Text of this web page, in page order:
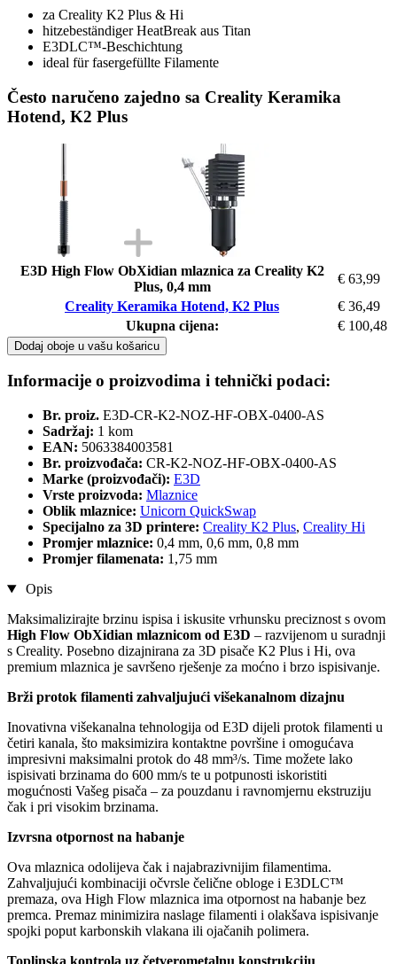
za Creality K2 Plus & Hi
hitzebeständiger HeatBreak aus Titan
E3DLC™-Beschichtung
ideal für fasergefüllte Filamente
Često naručeno zajedno sa Creality Keramika
Hotend, K2 Plus
E3D High Flow ObXidian mlaznica za Creality K2
Plus, 0,4 mm
€ 63,99
Creality Keramika Hotend, K2 Plus
€ 36,49
Ukupna cijena:
€ 100,48
Dodaj oboje u vašu košaricu
Informacije o proizvodima i tehnički podaci:
Br. proiz. E3D-CR-K2-NOZ-HF-OBX-0400-AS
Sadržaj: 1 kom
EAN: 5063384003581
Br. proizvođača: CR-K2-NOZ-HF-OBX-0400-AS
Marke (proizvođači): E3D
Vrste proizvoda: Mlaznice
Oblik mlaznice: Unicorn QuickSwap
Specijalno za 3D printere: Creality K2 Plus, Creality Hi
Promjer mlaznice: 0,4 mm, 0,6 mm, 0,8 mm
Promjer filamenata: 1,75 mm
Opis
Maksimalizirajte brzinu ispisa i iskusite vrhunsku preciznost s ovom
High Flow ObXidian mlaznicom od E3D – razvijenom u suradnji
s Creality. Posebno dizajnirana za 3D pisače K2 Plus i Hi, ova
premium mlaznica je savršeno rješenje za moćno i brzo ispisivanje.
Brži protok filamenti zahvaljujući višekanalnom dizajnu
Inovativna višekanalna tehnologija od E3D dijeli protok filamenti u
četiri kanala, što maksimizira kontaktne površine i omogućava
impresivni maksimalni protok do 48 mm³/s. Time možete lako
ispisivati brzinama do 600 mm/s te u potpunosti iskoristiti
mogućnosti Vašeg pisača – za pouzdanu i ravnomjernu ekstruziju
čak i pri visokim brzinama.
Izvrsna otpornost na habanje
Ova mlaznica odolijeva čak i najabrazivnijim filamentima.
Zahvaljujući kombinaciji očvrsle čelične obloge i E3DLC™
premaza, ova High Flow mlaznica ima otpornost na habanje bez
premca. Premaz minimizira naslage filamenti i olakšava ispisivanje
spojki poput karbonskih vlakana ili ojačanih polimera.
Toplinska kontrola uz četverometalnu konstrukciju